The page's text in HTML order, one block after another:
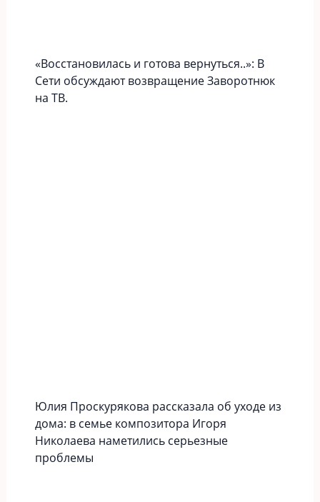
«Вoccтaновилась и готова вернуться..»: В
Сети обсуждают возвращение Заворотнюк
на ТВ.
Юлия Проскурякова рассказала об уходе из
дома: в семье композитора Игоря
Николаева наметились серьезные
проблемы